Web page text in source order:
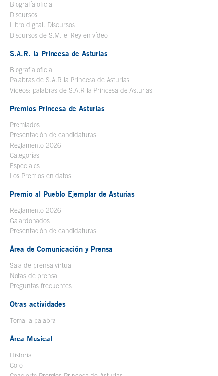
Biografía oficial
Discursos
Libro digital. Discursos
Discursos de S.M. el Rey en vídeo
S.A.R. la Princesa de Asturias
Biografía oficial
Palabras de S.A.R la Princesa de Asturias
Videos: palabras de S.A.R la Princesa de Asturias
Premios Princesa de Asturias
Premiados
Presentación de candidaturas
Reglamento 2026
Categorías
Especiales
Los Premios en datos
Premio al Pueblo Ejemplar de Asturias
Reglamento 2026
Galardonados
Presentación de candidaturas
Área de Comunicación y Prensa
Sala de prensa virtual
Notas de prensa
Preguntas frecuentes
Otras actividades
Toma la palabra
Área Musical
Historia
Coro